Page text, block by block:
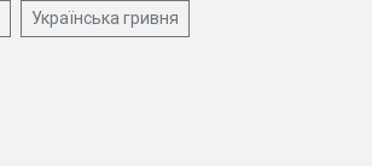
Українська гривня